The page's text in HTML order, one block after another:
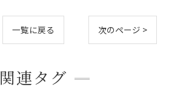
一覧に戻る 次のページ >
関連タグ